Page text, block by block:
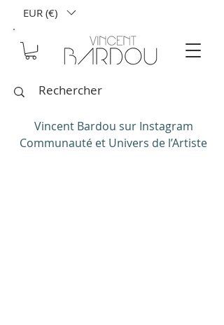
EUR (€)
Vincent Bardou sur Instagram
Communauté et Univers de l’Artiste